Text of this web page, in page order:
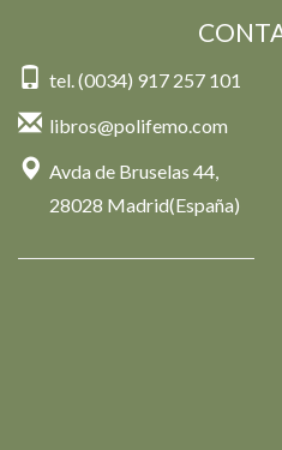
tel. (0034) 917 257 101
libros@polifemo.com
Avda de Bruselas 44,
28028 Madrid(España)